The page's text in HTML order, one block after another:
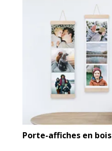
Porte-affiches en bois